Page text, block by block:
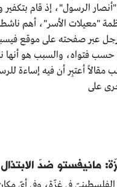
الرسول"، إذ قام
"معيلات الأسر"، أهم
عبر صفحته على موقع
حسب فتواه، والسبب هو
مقالاً أعتبِر أن فيه إساءة
على
مانيفستو ضدّ الابتذال